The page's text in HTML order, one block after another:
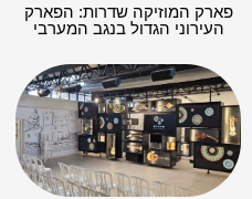
פארק המוזיקה שדרות: הפארק
העירוני הגדול בנגב המערבי